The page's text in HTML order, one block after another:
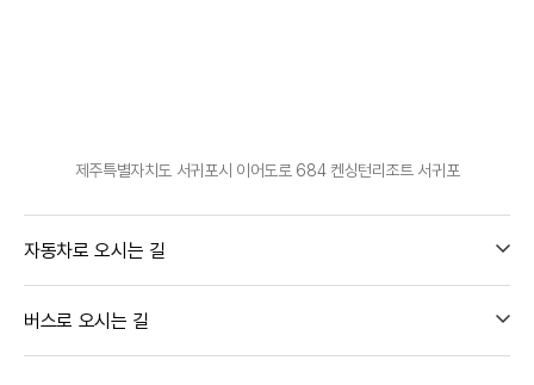
제주특별자치도 서귀포시 이어도로 684 켄싱턴리조트 서귀포
자동차로 오시는 길
버스로 오시는 길